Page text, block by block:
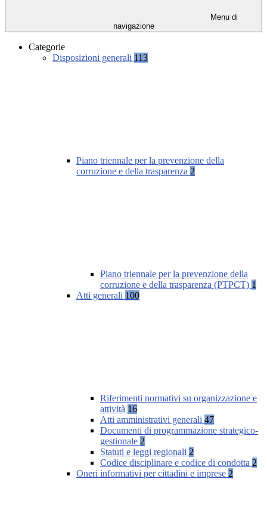
Menu di
navigazione
Categorie
Disposizioni generali 113
Piano triennale per la prevenzione della
corruzione e della trasparenza 2
Piano triennale per la prevenzione della
corruzione e della trasparenza (PTPCT) 1
Atti generali 100
Riferimenti normativi su organizzazione e
attività 16
Atti amministrativi generali 47
Documenti di programmazione strategico-
gestionale 2
Statuti e leggi regionali 2
Codice disciplinare e codice di condotta 2
Oneri informativi per cittadini e imprese 2